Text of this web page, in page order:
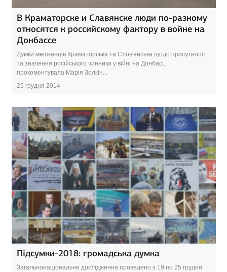
В Краматорске и Славянске люди по-разному
относятся к российскому фактору в войне на
Донбассе
Думки мешканців Краматорська та Слов'янська щодо присутності
та значення російського чинника у війні на Донбасі,
прокоментувала Марія Золкін...
25 грудня 2014
Підсумки-2018: громадська думка
Загальнонаціональне дослідження проведено з 19 по 25 грудня